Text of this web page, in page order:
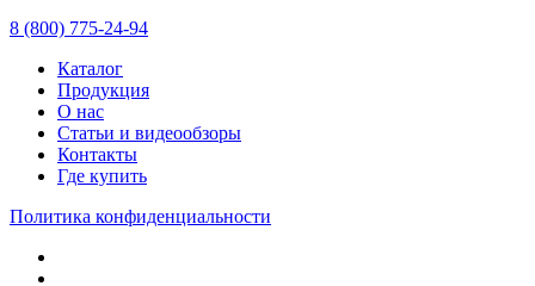
8 (800) 775-24-94
Каталог
Продукция
О нас
Статьи и видеообзоры
Контакты
Где купить
Политика конфиденциальности